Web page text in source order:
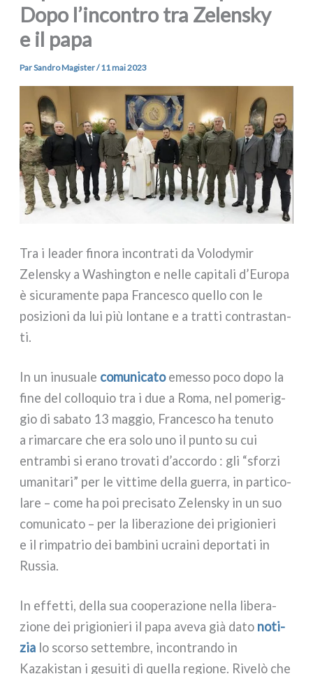
Dopo l’incontro tra Zelensky
e il papa
ParSandro Magister/11 mai 2023
Tra i lea­der fino­ra incon­tra­ti da Volodymir
Zelensky a Washington e nel­le capi­ta­li d’Europa
è sicu­ra­men­te papa Francesco quel­lo con le
posi­zio­ni da lui più lon­ta­ne e a trat­ti con­tra­stan­
ti.
In un inu­sua­le comu­ni­ca­toemes­so poco dopo la
fine del col­lo­quio tra i due a Roma, nel pome­rig­
gio di saba­to 13 mag­gio, Francesco ha tenu­to
a rimar­ca­re che era solo uno il pun­to su cui
entram­bi si era­no tro­va­ti d’accordo : gli “sfor­zi
uma­ni­ta­ri” per le vit­ti­me del­la guer­ra, in par­ti­co­
la­re – come ha poi pre­ci­sa­to Zelensky in un suo
comu­ni­ca­to – per la libe­ra­zio­ne dei pri­gio­nie­ri
e il rim­pa­trio dei bam­bi­ni ucrai­ni depor­ta­ti in
Russia.
In effet­ti, del­la sua coo­pe­ra­zio­ne nel­la libe­ra­
zio­ne dei pri­gio­nie­ri il papa ave­va già dato noti­
zia lo scor­so set­tem­bre, incon­tran­do in
Kazakistan i gesui­ti di quel­la regio­ne. Rivelò che